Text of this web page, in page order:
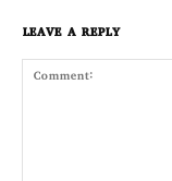
LEAVE A REPLY